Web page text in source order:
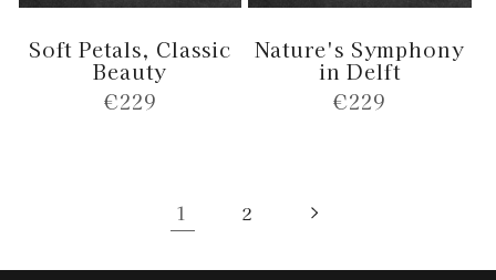
Soft Petals, Classic
Beauty
Normale
€229
Nature's Symphony
in Delft
Normale
€229
1 2